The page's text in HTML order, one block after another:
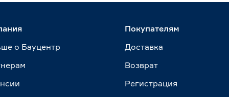
о Бауцентр
Покупателям
Доставка
Возврат
Регистрация